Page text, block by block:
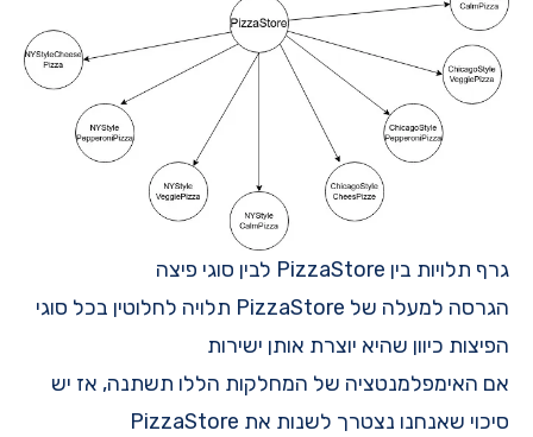
גרף תלויות בין PizzaStore לבין סוגי פיצה
הגרסה למעלה של PizzaStore תלויה לחלוטין בכל סוגי
הפיצות כיוון שהיא יוצרת אותן ישירות
אם האימפלמנטציה של המחלקות הללו תשתנה, אז יש
סיכוי שאנחנו נצטרך לשנות את PizzaStore